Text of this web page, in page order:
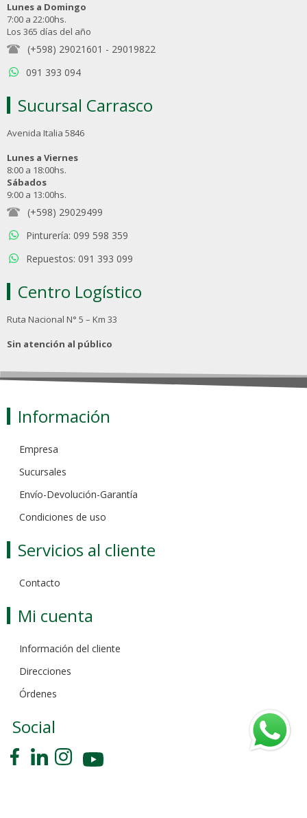
Lunes a Domingo
7:00 a 22:00hs.
Los 365 días del año
(+598) 29021601 - 29019822
091 393 094
Sucursal Carrasco
Avenida Italia 5846
Lunes a Viernes
8:00 a 18:00hs.
Sábados
9:00 a 13:00hs.
(+598) 29029499
Pinturería: 099 598 359
Repuestos: 091 393 099
Centro Logístico
Ruta Nacional N° 5 – Km 33
Sin atención al público
Información
Empresa
Sucursales
Envío-Devolución-Garantía
Condiciones de uso
Servicios al cliente
Contacto
Mi cuenta
Información del cliente
Direcciones
Órdenes
Social